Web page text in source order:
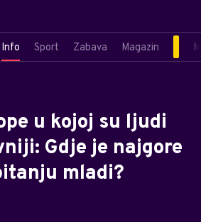
Info Sport Zabava Magazin
u kojoj su ljudi
Gdje je najgore
mladi?